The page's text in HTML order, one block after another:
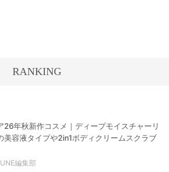
RANKING
26年秋新作コスメ｜ディープモイスチャーリ
美容液タイプや2in1ボディクリームスクラブ
編集部